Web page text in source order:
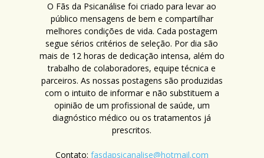
O Fãs da Psicanálise foi criado para levar ao
público mensagens de bem e compartilhar
melhores condições de vida. Cada postagem
segue sérios critérios de seleção. Por dia são
mais de 12 horas de dedicação intensa, além do
trabalho de colaboradores, equipe técnica e
parceiros. As nossas postagens são produzidas
com o intuito de informar e não substituem a
opinião de um profissional de saúde, um
diagnóstico médico ou os tratamentos já
prescritos.
Contato: fasdapsicanalise@hotmail.com